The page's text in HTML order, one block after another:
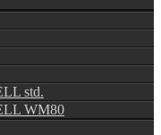
std.
WM80